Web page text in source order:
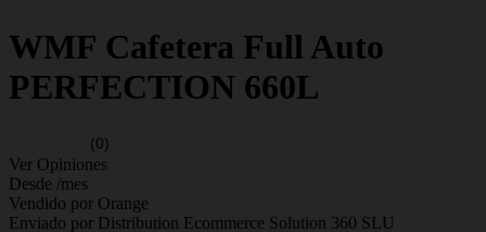
WMF Cafetera Full Auto
PERFECTION 660L
(0)
Ver Opiniones
Desde /mes
Vendido por Orange
Enviado por Distribution Ecommerce Solution 360 SLU